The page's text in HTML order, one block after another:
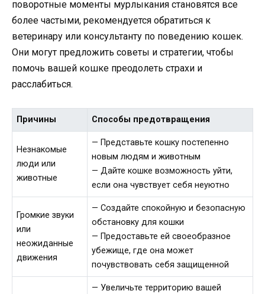
поворотные моменты мурлыкания становятся все
более частыми, рекомендуется обратиться к
ветеринару или консультанту по поведению кошек.
Они могут предложить советы и стратегии, чтобы
помочь вашей кошке преодолеть страхи и
расслабиться.
Причины Способы предотвращения
Незнакомые
люди или
животные
— Представьте кошку постепенно
новым людям и животным
— Дайте кошке возможность уйти,
если она чувствует себя неуютно
Громкие звуки
или
неожиданные
движения
— Создайте спокойную и безопасную
обстановку для кошки
— Предоставьте ей своеобразное
убежище, где она может
почувствовать себя защищенной
— Увеличьте территорию вашей